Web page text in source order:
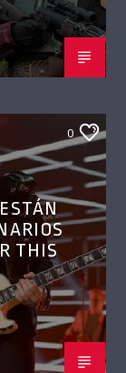
0
THIS